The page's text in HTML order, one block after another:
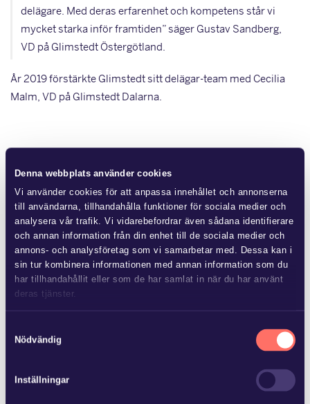
Denna webbplats använder cookies
Vi använder cookies för att anpassa innehållet och annonserna
till användarna, tillhandahålla funktioner för sociala medier och
analysera vår trafik. Vi vidarebefordrar även sådana identifierare
och annan information från din enhet till de sociala medier och
annons- och analysföretag som vi samarbetar med. Dessa kan i
sin tur kombinera informationen med annan information som du
har tillhandahållit eller som de har samlat in när du har använt
deras tjänster.
oss och på vilket sätt vi behandlar personuppgifter.
Nödvändig
Inställningar
delägare. Med deras erfarenhet och kompetens står vi
mycket starka inför framtiden” säger Gustav Sandberg,
VD på Glimstedt Östergötland.
År 2019 förstärkte Glimstedt sitt delägar-team med Cecilia
Malm, VD på Glimstedt Dalarna.
Mer från Glimstedt
JUL 8 2026
Ny lag om avgift för
områdessamverkan
området kring fastigheten, vilket medför kostnader. Andra